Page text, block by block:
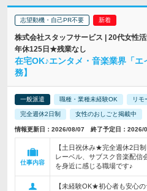
志望動機・自己PR不要
株式会社スタッフサービス | 20代女性
年休125日★残業なし
在宅OK♪エンタメ・音楽業界「
務】
一般派遣 職種・業種未経験OK リモ
完全週休2日制 女性のおしごと掲載中
情報更新日：2026/08/07 終了予定日：2026/
仕事内容
【土日祝休み★完全週休2日
レーベル、サブスク音楽配信
を身近に感じる職場です♪
【未経験OK★初心者も安心